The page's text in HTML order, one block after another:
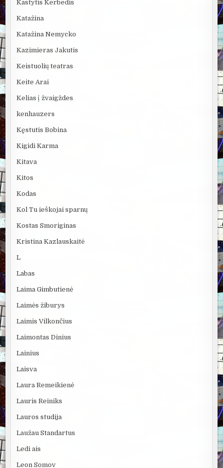
Kastytis Kerbedis
Katažina
Katažina Nemycko
Kazimieras Jakutis
Keistuolių teatras
Keite Arai
Kelias į žvaigždes
kenhauzers
Kęstutis Bobina
Kigidi Karma
Kitava
Kitos
Kodas
Kol Tu ieškojai sparnų
Kostas Smoriginas
Kristina Kazlauskaitė
L
Labas
Laima Gimbutienė
Laimės žiburys
Laimis Vilkončius
Laimontas Dinius
Lainius
Laisva
Laura Remeikienė
Lauris Reiniks
Lauros studija
Laužau Standartus
Ledi ais
Leon Somov